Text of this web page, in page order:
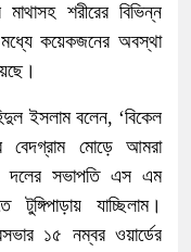
শরীরের বিভিন্ন
কয়েকজনের অবস্থা
ইসলাম বলেন, ‘বিকেল
বেদগ্রাম মোড়ে আমরা
দলের সভাপতি এস এম
যাচ্ছিলাম।
১৫ নম্বর ওয়ার্ডের